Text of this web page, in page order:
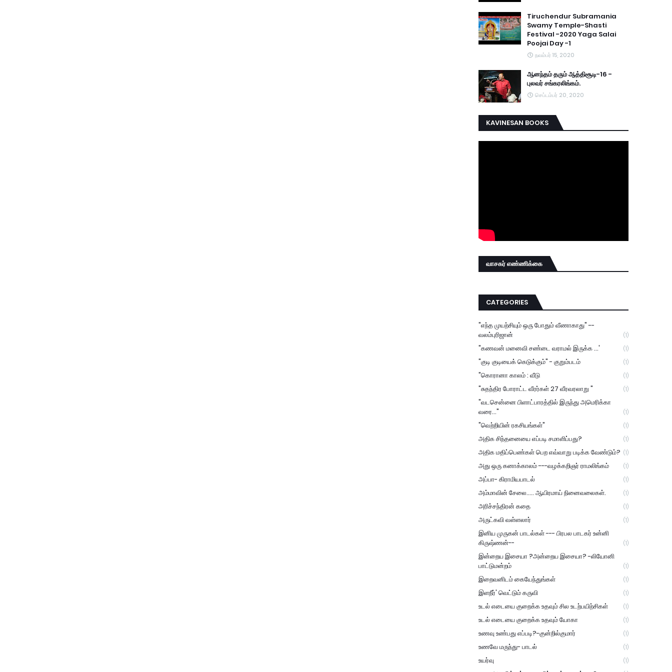
Tiruchendur Subramania
Swamy Temple-Shasti
Festival -2020 Yaga Salai
Poojai Day -1
நவம்பர் 15, 2020
ஆனந்தம் தரும் ஆத்திசூடி-16 -
புலவர் சங்கரலிங்கம்.
செப்டம்பர் 20, 2020
KAVINESAN BOOKS
வாசகர் எண்ணிக்கை
CATEGORIES
"எந்த முயற்சியும் ஒரு போதும் வீணாகாது" --
வலம்புரிஜான்
(1)
"கணவன் மனைவி சண்டை வராமல் இருக்க ...' (1)
"குடி குடியைக் கெடுக்கும்" - குறும்படம் (1)
"கொரானா காலம் : வீடு (1)
"சுதந்திர போராட்ட வீரர்கள் 27 வீரவரலாறு " (1)
"வடசென்னை பிளாட்பாரத்தில் இருந்து அமெரிக்கா
வரை..."
(1)
"வெற்றியின் ரகசியங்கள்" (1)
அதிக சிந்தனையை எப்படி சமாளிப்பது? (1)
அதிக மதிப்பெண்கள் பெற எவ்வாறு படிக்க வேண்டும்? (1)
அது ஒரு கனாக்காலம் ---வழக்கறிஞர் ராமலிங்கம் (1)
அப்பா- கிராமியபாடல் (1)
அம்மாவின் சேலை..... ஆயிரமாய் நினைவலைகள். (1)
அரிச்சந்திரன் கதை (1)
அருட்கவி வள்ளலார் (1)
இனிய முருகன் பாடல்கள் --- பிரபல பாடகர் உன்னி
கிருஷ்ணன்--
(1)
இன்றைய இசையா ?அன்றைய இசையா? -லியோனி
பாட்டுமன்றம்
(1)
இறைவனிடம் கையேந்துங்கள் (1)
இளநீர்' வெட்டும் கருவி (1)
உடல் எடையை குறைக்க உதவும் சில உடற்பயிற்சிகள் (1)
உடல் எடையை குறைக்க உதவும் யோகா (1)
உணவு உண்பது எப்படி?-குன்றில்குமார் (1)
உணவே மருந்து- பாடல் (1)
உயர்வு (1)